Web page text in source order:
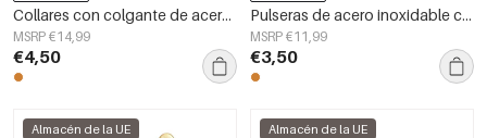
Collares con colgante de acero inoxidable Clover Simple Daily Simple Series Joyería para mujer
MSRP €14,99
€4,50
Pulseras de acero inoxidable con dijes Clover Simple Daily Simple Series Joyería para mujer
MSRP €11,99
€3,50
Almacén de la UE Almacén de la UE